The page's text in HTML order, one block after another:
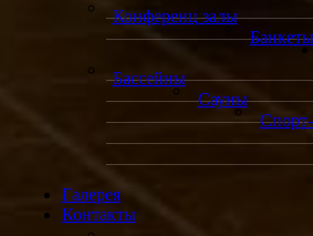
Конференц залы
Банкеты
Бассейны
Сауны
Галерея
Контакты